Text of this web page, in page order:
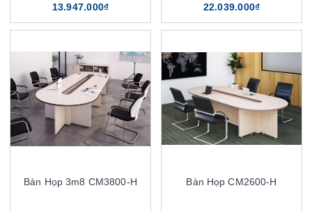
13.947.000₫ 22.039.000₫
Bàn Họp 3m8 CM3800-H Bàn Họp CM2600-H